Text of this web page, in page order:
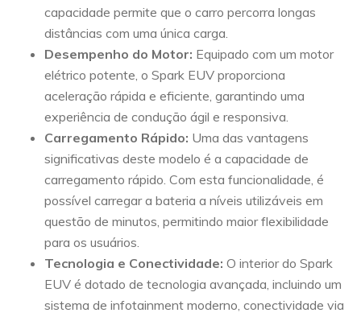
capacidade permite que o carro percorra longas
distâncias com uma única carga.
Desempenho do Motor: Equipado com um motor
elétrico potente, o Spark EUV proporciona
aceleração rápida e eficiente, garantindo uma
experiência de condução ágil e responsiva.
Carregamento Rápido: Uma das vantagens
significativas deste modelo é a capacidade de
carregamento rápido. Com esta funcionalidade, é
possível carregar a bateria a níveis utilizáveis em
questão de minutos, permitindo maior flexibilidade
para os usuários.
Tecnologia e Conectividade: O interior do Spark
EUV é dotado de tecnologia avançada, incluindo um
sistema de infotainment moderno, conectividade via